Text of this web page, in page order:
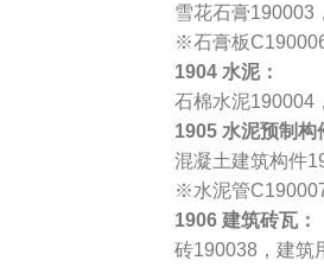
雪花石膏190003
※石膏板C190006
1904 水泥：
石棉水泥190004
1905 水泥预制构
混凝土建筑构件
※水泥管
1906 建筑砖瓦：
砖190038，建筑